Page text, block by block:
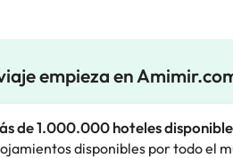
empieza en
de 1.000.000 hoteles
disponibles por todo el